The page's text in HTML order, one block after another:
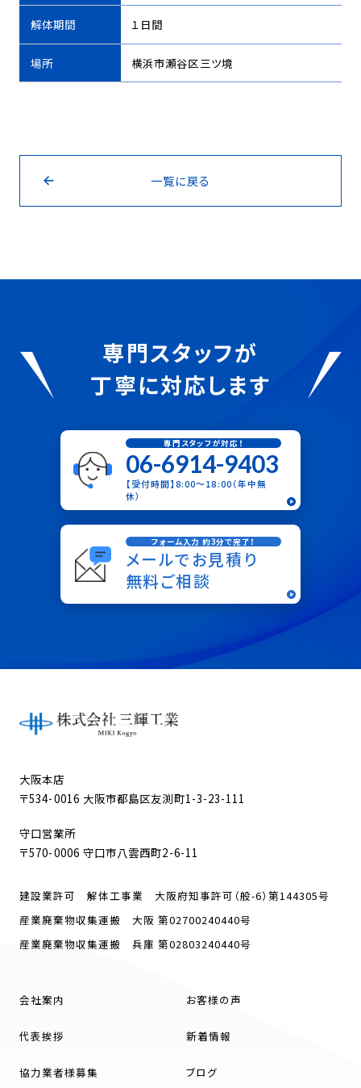
解体期間 １日間
場所 横浜市瀬谷区三ツ境
一覧に戻る
専門スタッフが
丁寧に対応します
専門スタッフが対応！
06-6914-9403
【受付時間】8:00〜18:00（年中無
休）
フォーム入力 約3分で完了！
メールでお見積り
無料ご相談
大阪本店
〒534-0016 大阪市都島区友渕町1-3-23-111
守口営業所
〒570-0006 守口市八雲西町2-6-11
建設業許可 解体工事業 大阪府知事許可（般-6）第144305号
産業廃棄物収集運搬 大阪 第02700240440号
産業廃棄物収集運搬 兵庫 第02803240440号
会社案内
代表挨拶
協力業者様募集
お客様の声
新着情報
ブログ